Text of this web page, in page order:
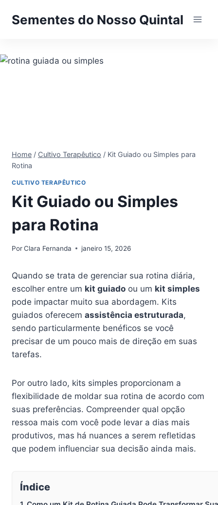
paraSementes do Nosso Quintal
Home / Cultivo Terapêutico / Kit Guiado ou Simples para
Rotina
CULTIVO TERAPÊUTICO
Kit Guiado ou Simples
para Rotina
PorClara Fernanda janeiro 15, 2026
Quando se trata de gerenciar sua rotina diária,
escolher entre um kit guiado ou um kit simples
pode impactar muito sua abordagem. Kits
guiados oferecem assistência estruturada,
sendo particularmente benéficos se você
precisar de um pouco mais de direção em suas
tarefas.
Por outro lado, kits simples proporcionam a
flexibilidade de moldar sua rotina de acordo com
suas preferências. Compreender qual opção
ressoa mais com você pode levar a dias mais
produtivos, mas há nuances a serem refletidas
que podem influenciar sua decisão ainda mais.
Índice